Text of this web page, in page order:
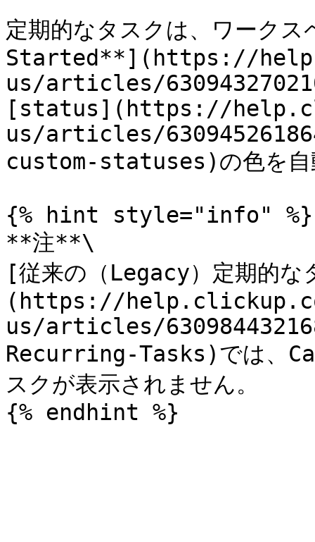
定期的なタスクは、ワー
Started**](https://
us/articles/
[status](https://
us/articles/
custom-statuses)の色を自
{% hint style="info" %}
**注**\
[従来の（Legacy）定期的な
(https://
us/articles/
Recurring-Tasks)では、
スクが表示されません。